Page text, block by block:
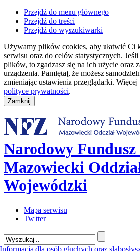
Przejdź do menu głównego
Przejdź do treści
Przejdź do wyszukiwarki
Używamy plików cookies, aby ułatwić Ci
serwisu oraz do celów statystycznych.
plików, to zgadzasz się na ich użycie oraz
urządzenia. Pamiętaj, że możesz
zmieniając ustawienia przeglądarki.
polityce prywatności.
Narodowy
Mazowiecki
Wojewódzki
Mapa serwisu
Twitter